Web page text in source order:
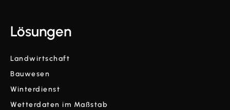
Lösungen
Landwirtschaft
Bauwesen
Winterdienst
Wetterdaten im Maßstab